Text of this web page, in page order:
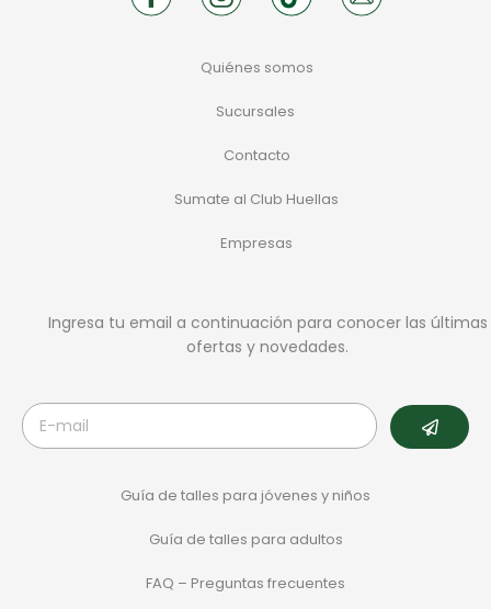
Quiénes somos
Sucursales
Contacto
Sumate al Club Huellas
Empresas
Ingresa tu email a continuación para conocer las últimas
ofertas y novedades.
Guía de talles para jóvenes y niños
Guía de talles para adultos
FAQ – Preguntas frecuentes